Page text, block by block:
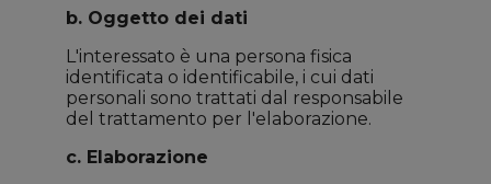
b. Oggetto dei dati
L'interessato è una persona fisica
identificata o identificabile, i cui dati
personali sono trattati dal responsabile
del trattamento per l'elaborazione.
c. Elaborazione